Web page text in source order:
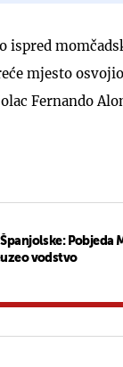
ispred
mjesto
Fernando
Pobjeda
vodstvo